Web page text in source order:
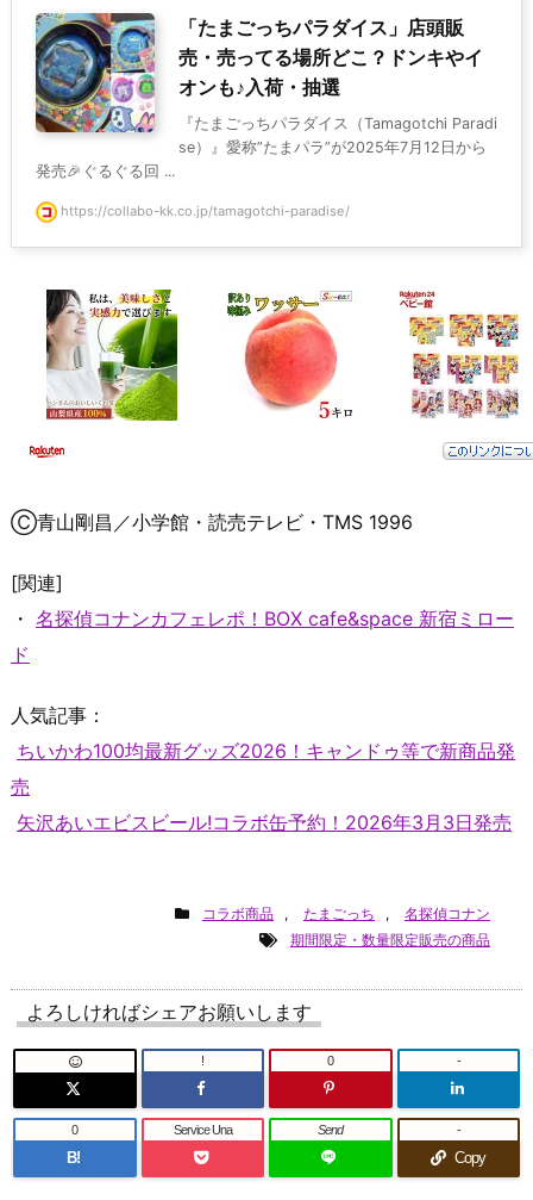
「たまごっちパラダイス」店頭販
売・売ってる場所どこ？ドンキやイ
オンも♪入荷・抽選
『たまごっちパラダイス（Tamagotchi Paradi
se）』愛称”たまパラ”が2025年7月12日から
発売🎉ぐるぐる回 ...
https://collabo-kk.co.jp/tamagotchi-paradise/
Ⓒ青山剛昌／小学館・読売テレビ・TMS 1996
[関連]
・ 名探偵コナンカフェレポ！BOX cafe&space 新宿ミロー
ド
人気記事：
ちいかわ100均最新グッズ2026！キャンドゥ等で新商品発
売
矢沢あいエビスビール!コラボ缶予約！2026年3月3日発売
コラボ商品 , たまごっち ,
名探偵コナン
期間限定・数量限定販売の商品
よろしければシェアお願いします
! 0 -
B!
0 Service Una Send
Copy
-